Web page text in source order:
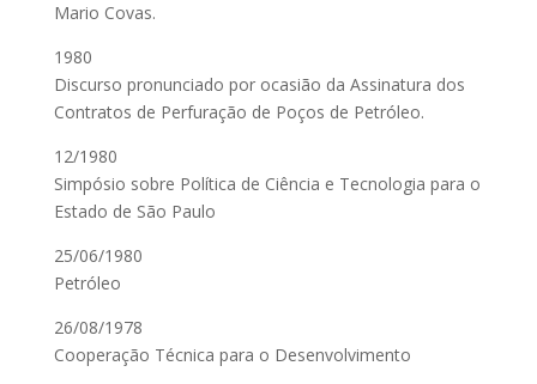
Mario Covas.
1980
Discurso pronunciado por ocasião da Assinatura dos
Contratos de Perfuração de Poços de Petróleo.
12/1980
Simpósio sobre Política de Ciência e Tecnologia para o
Estado de São Paulo
25/06/1980
Petróleo
26/08/1978
Cooperação Técnica para o Desenvolvimento